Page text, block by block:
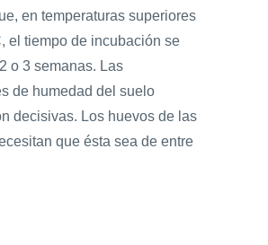
en temperaturas superiores
el tiempo de incubación se
o 3 semanas. Las
de humedad del suelo
decisivas. Los huevos de las
que ésta sea de entre